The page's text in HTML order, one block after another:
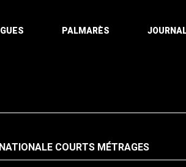
PALMARÈS
COURTS MÉTRAGES